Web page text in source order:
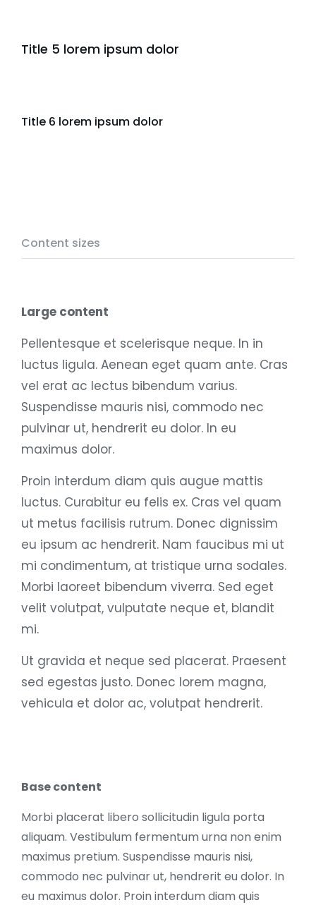
Title 5 lorem ipsum dolor
Title 6 lorem ipsum dolor
Content sizes
Large content
Pellentesque et scelerisque neque. In in
luctus ligula. Aenean eget quam ante. Cras
vel erat ac lectus bibendum varius.
Suspendisse mauris nisi, commodo nec
pulvinar ut, hendrerit eu dolor. In eu
maximus dolor.
Proin interdum diam quis augue mattis
luctus. Curabitur eu felis ex. Cras vel quam
ut metus facilisis rutrum. Donec dignissim
eu ipsum ac hendrerit. Nam faucibus mi ut
mi condimentum, at tristique urna sodales.
Morbi laoreet bibendum viverra. Sed eget
velit volutpat, vulputate neque et, blandit
mi.
Ut gravida et neque sed placerat. Praesent
sed egestas justo. Donec lorem magna,
vehicula et dolor ac, volutpat hendrerit.
Base content
Morbi placerat libero sollicitudin ligula porta
aliquam. Vestibulum fermentum urna non enim
maximus pretium. Suspendisse mauris nisi,
commodo nec pulvinar ut, hendrerit eu dolor. In
eu maximus dolor. Proin interdum diam quis